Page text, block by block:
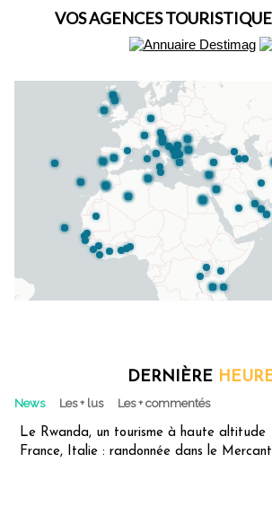
VOS AGENCES
DERNIÈRE
News Les + lus Les + commentés
Le Rwanda, un tourisme à haute altitude
France, Italie : randonnée dans le